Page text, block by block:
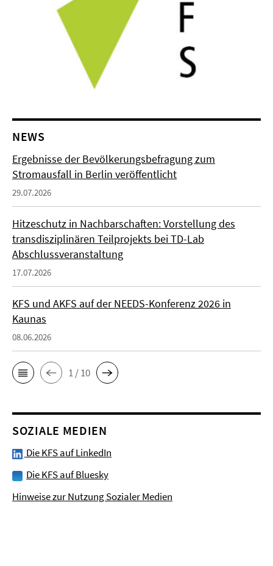
NEWS
Ergebnisse der Bevölkerungsbefragung zum
Stromausfall in Berlin veröffentlicht
29.07.2026
Hitzeschutz in Nachbarschaften: Vorstellung des
transdisziplinären Teilprojekts bei TD-Lab
Abschlussveranstaltung
17.07.2026
KFS und AKFS auf der NEEDS-Konferenz 2026 in
Kaunas
08.06.2026
1 / 10
SOZIALE MEDIEN
Die KFS auf LinkedIn
Die KFS auf Bluesky
Hinweise zur Nutzung Sozialer Medien